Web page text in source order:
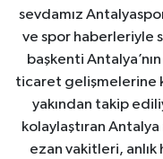
sevdamız
ve spor haberleriyle
başkenti
ticaret gelişmelerine
yakından takip
kolaylaştıran
ezan vakitleri,